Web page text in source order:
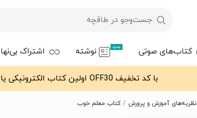
کتاب‌های صوتی جدید نوشته اشتراک
با کد تخفیف OFF30 اولین کتاب الکترونیکی یا صوتی‌ات را با ۳۰٪ تخفیف از طاقچه دریافت کن.
نظریه‌های آموزش و پرورش کتاب معلم خوب